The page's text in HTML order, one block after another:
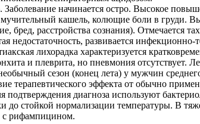
начинается остро. Высокое
кашель, колющие боли в груди.
расстройства сознания). Отмечается
недостаточность, развивается
лихорадка характеризуется
и плеврита, но пневмония отсутствует.
сезон (конец лета) у мужчин
терапевтического эффекта от обычно
диагноза используют
стойкой нормализации температуры. В
с рифампицином.